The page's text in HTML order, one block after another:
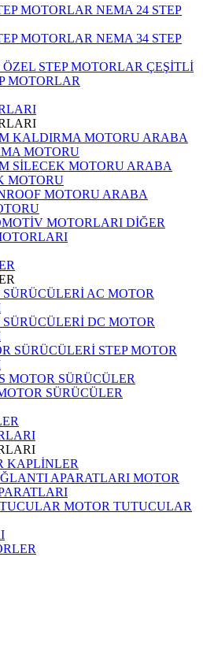
NEMA 24 STEP
NEMA 34 STEP
ÇEŞİTLİ
MOTORLAR
ARABA
MOTORU
ARABA
MOTORU
ARABA
DİĞER
AC MOTOR
DC MOTOR
STEP MOTOR
SÜRÜCÜLER
KAPLİNLER
MOTOR
MOTOR TUTUCULAR